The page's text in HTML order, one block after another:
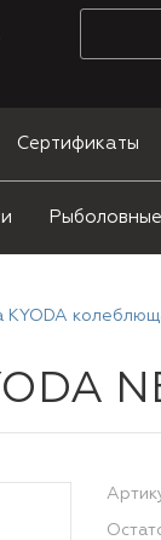
Сертификаты
KYODA